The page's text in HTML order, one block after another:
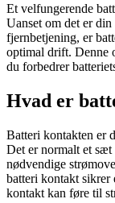
Et velfungerende
Uanset om det er
fjernbetjening, er
optimal drift. Denne
du forbedrer
Hvad er
Batteri kontakten er
Det er normalt et sæt
nødvendige
batteri kontakt sikrer
kontakt kan føre til